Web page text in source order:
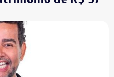
após quatro
nos Bairros, Vilas e
que o grupo de